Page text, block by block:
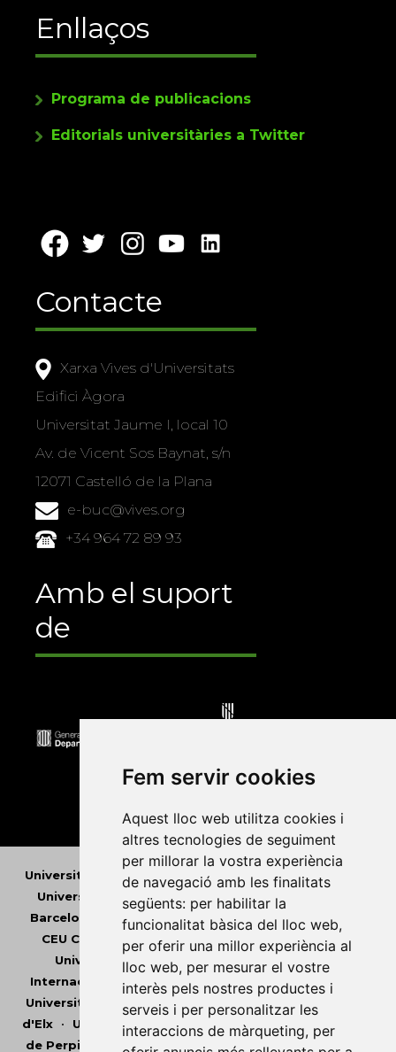
Fem servir cookies
Aquest lloc web utilitza cookies i
altres tecnologies de seguiment
per millorar la vostra experiència
de navegació amb les finalitats
següents: per habilitar la
funcionalitat bàsica del lloc web,
per oferir una millor experiència al
lloc web, per mesurar el vostre
interès pels nostres productes i
serveis i per personalitzar les
interaccions de màrqueting, per
Enllaços
Programa de publicacions
Editorials universitàries a Twitter
Contacte
Xarxa Vives d'Universitats
Edifici Àgora
Universitat Jaume I, local 10
Av. de Vicent Sos Baynat, s/n
12071 Castelló de la Plana
e-buc@vives.org
+34 964 72 89 93
Amb el suport
de
Universitat Abat Oliba CEU • Universitat d'Alacant
Universitat d'Andorra
Universitat Autònoma de
Barcelona
Universitat de Barcelona•
Universitat
CEU Cardenal Herrera
Universitat de Girona
•
Universitat de les Illes Balears
Universitat
Internacional de Catalunya
Universitat Jaume I
Universitat de Lleida•
Universitat Miguel Hernández
d'Elx• Universitat Oberta de Catalunya•
de Perpinyà Via Domitia
Universitat Politècnica de